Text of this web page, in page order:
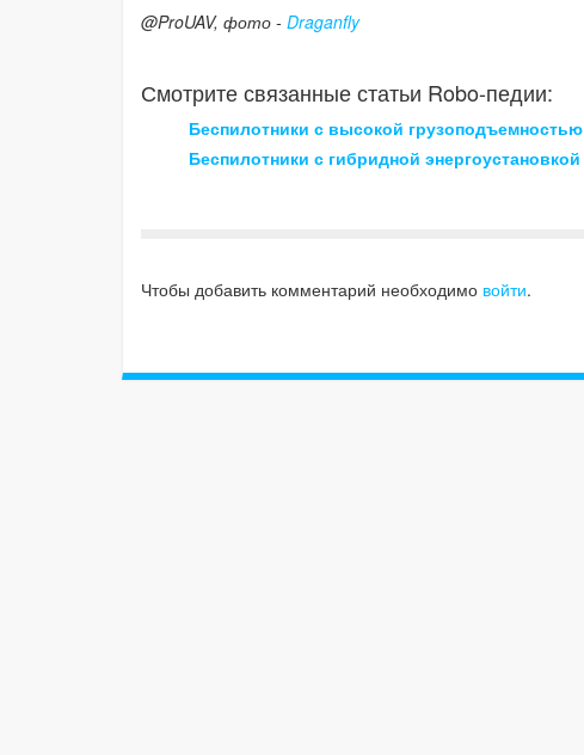
@ProUAV, фото - Draganfly
Смотрите связанные статьи Robo-педии:
Беспилотники с высокой грузоподъемностью
Беспилотники с гибридной энергоустановкой
Чтобы добавить комментарий необходимо войти.